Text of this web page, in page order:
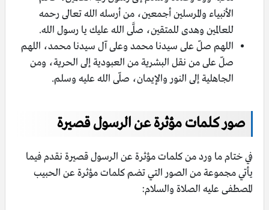
الأنبياء والمرسلين أجمعين، من أرسله الله تعالى رحمه
للعالمين وهدى للمتقين، صلَّى الله عليك يا رسول الله.
اللهم صلّ على سيدنا محمد وعلى آل سيدنا محمد، اللهم
صلّ على من نقل البشرية من العبودية إلى الحرية، ومن
الجاهلية إلى النور والإيمان، صلّى الله عليه وسلم.
صور كلمات مؤثرة عن الرسول قصيرة
في ختام ما ورد من كلمات مؤثرة عن الرسول قصيرة نقدم فيما
يأتي مجموعة من الصور التي تضم كلمات مؤثرة عن الحبيب
المصطفى عليه الصلاة والسلام: